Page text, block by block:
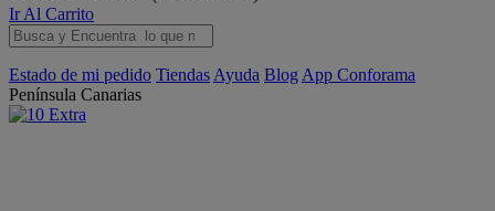
Ir Al Carrito
Estado de mi pedido Tiendas Ayuda Blog App Conforama
Península Canarias